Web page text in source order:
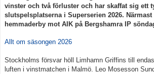
vinster och två förluster och har skaffat sig ett
slutspelsplatserna i Superserien 2026.
hemmaderby mot AIK på Bergshamra IP
Allt om säsongen 2026
Stockholms försvar höll Limhamn Griffins till
luften i vinstmatchen i Malmö. Leo Mosesson